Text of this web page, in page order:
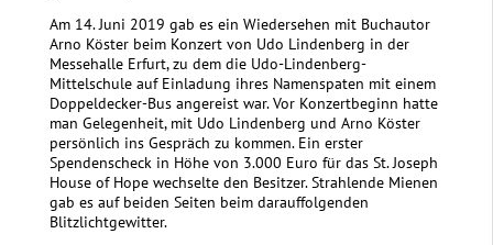
Am 14. Juni 2019 gab es ein Wiedersehen mit Buchautor
Arno Köster beim Konzert von Udo Lindenberg in der
Messehalle Erfurt, zu dem die Udo-Lindenberg-
Mittelschule auf Einladung ihres Namenspaten mit einem
Doppeldecker-Bus angereist war. Vor Konzertbeginn hatte
man Gelegenheit, mit Udo Lindenberg und Arno Köster
persönlich ins Gespräch zu kommen. Ein erster
Spendenscheck in Höhe von 3.000 Euro für das St. Joseph
House of Hope wechselte den Besitzer. Strahlende Mienen
gab es auf beiden Seiten beim darauffolgenden
Blitzlichtgewitter.